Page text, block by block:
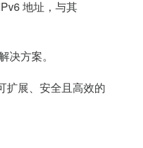
IPv6 地址，与其
决方案。
扩展、安全且高效的